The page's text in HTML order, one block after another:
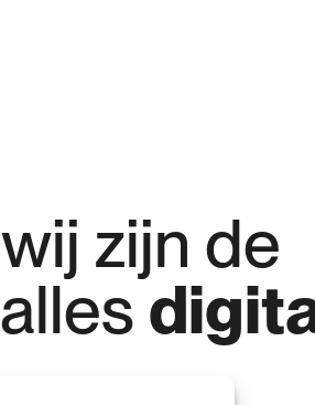
wij zijn de
alles